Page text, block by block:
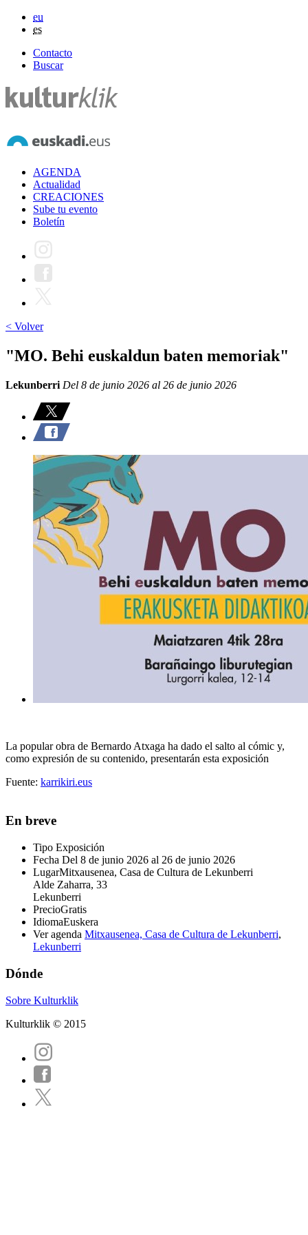
eu
es
Contacto
Buscar
AGENDA
Actualidad
CREACIONES
Sube tu evento
Boletín
< Volver
"MO. Behi euskaldun baten memoriak"
Lekunberri Del 8 de junio 2026 al 26 de junio 2026
La popular obra de Bernardo Atxaga ha dado el salto al cómic y,
como expresión de su contenido, presentarán esta exposición
Fuente: karrikiri.eus
En breve
Tipo Exposición
Fecha Del 8 de junio 2026 al 26 de junio 2026
LugarMitxausenea, Casa de Cultura de Lekunberri
Alde Zaharra, 33
Lekunberri
PrecioGratis
IdiomaEuskera
Ver agenda Mitxausenea, Casa de Cultura de Lekunberri,
Lekunberri
Dónde
Sobre Kulturklik
Kulturklik © 2015